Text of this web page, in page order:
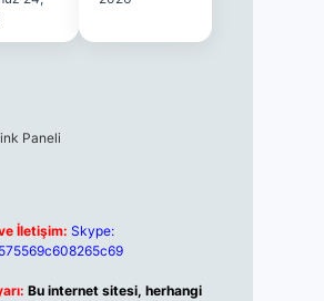
İletişim: Skype:
Bu internet sitesi, herhangi